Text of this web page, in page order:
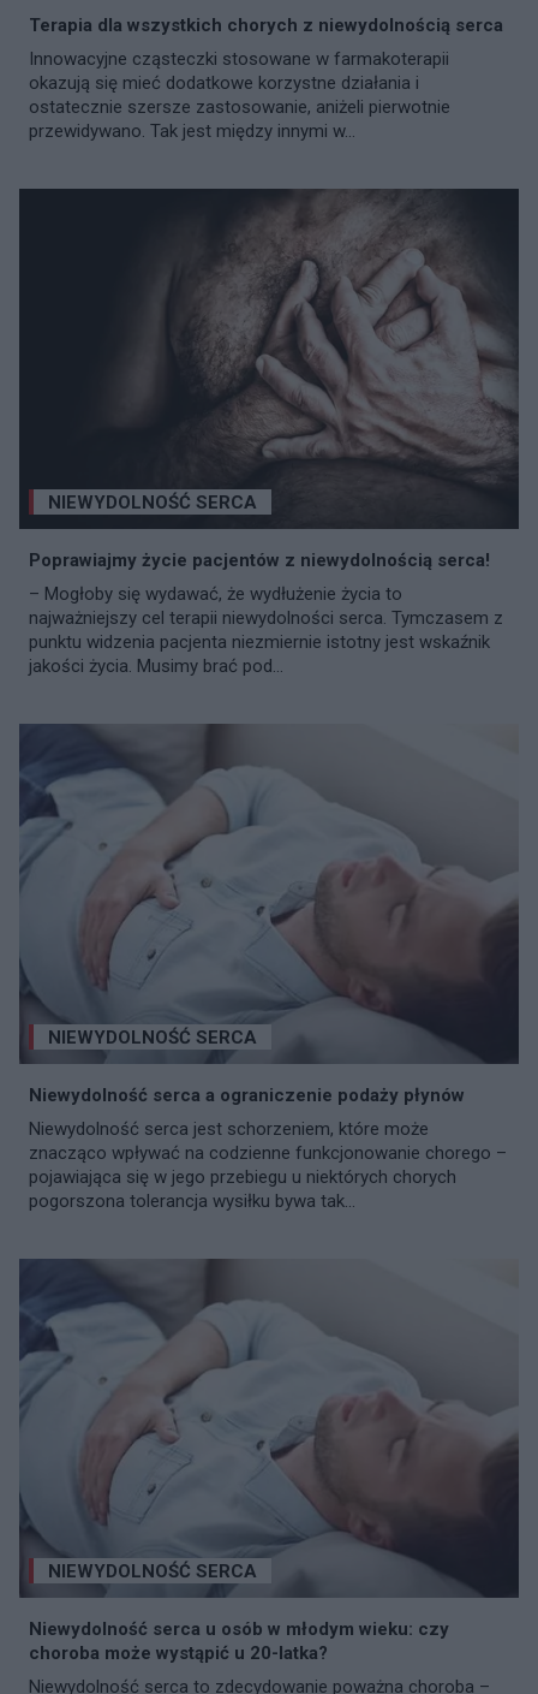
Terapia dla wszystkich chorych z niewydolnością serca
Innowacyjne cząsteczki stosowane w farmakoterapii
okazują się mieć dodatkowe korzystne działania i
ostatecznie szersze zastosowanie, aniżeli pierwotnie
przewidywano. Tak jest między innymi w...
NIEWYDOLNOŚĆ SERCA
Poprawiajmy życie pacjentów z niewydolnością serca!
– Mogłoby się wydawać, że wydłużenie życia to
najważniejszy cel terapii niewydolności serca. Tymczasem z
punktu widzenia pacjenta niezmiernie istotny jest wskaźnik
jakości życia. Musimy brać pod...
NIEWYDOLNOŚĆ SERCA
Niewydolność serca a ograniczenie podaży płynów
Niewydolność serca jest schorzeniem, które może
znacząco wpływać na codzienne funkcjonowanie chorego –
pojawiająca się w jego przebiegu u niektórych chorych
pogorszona tolerancja wysiłku bywa tak...
NIEWYDOLNOŚĆ SERCA
Niewydolność serca u osób w młodym wieku: czy
choroba może wystąpić u 20-latka?
Niewydolność serca to zdecydowanie poważna choroba –